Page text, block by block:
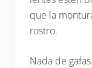
que la
rostro.
Nada de